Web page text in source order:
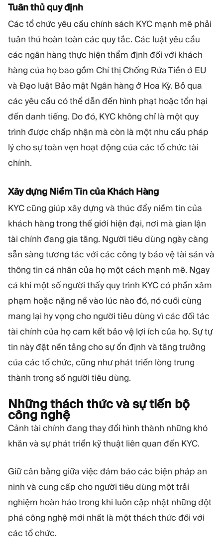
Tuân thủ quy định
Các tổ chức yêu cầu chính sách KYC mạnh mẽ phải
tuân thủ hoàn toàn các quy tắc. Các luật yêu cầu
các ngân hàng thực hiện thẩm định đối với khách
hàng của họ bao gồm Chỉ thị Chống Rửa Tiền ở EU
và Đạo luật Bảo mật Ngân hàng ở Hoa Kỳ. Bỏ qua
các yêu cầu có thể dẫn đến hình phạt hoặc tổn hại
đến danh tiếng. Do đó, KYC không chỉ là một quy
trình được chấp nhận mà còn là một nhu cầu pháp
lý cho sự toàn vẹn hoạt động của các tổ chức tài
chính.
Xây dựng Niềm Tin của Khách Hàng
KYC cũng giúp xây dựng và thúc đẩy niềm tin của
khách hàng trong thế giới hiện đại, nơi mà gian lận
tài chính đang gia tăng. Người tiêu dùng ngày càng
sẵn sàng tương tác với các công ty bảo vệ tài sản và
thông tin cá nhân của họ một cách mạnh mẽ. Ngay
cả khi một số người thấy quy trình KYC có phần xâm
phạm hoặc nặng nề vào lúc nào đó, nó cuối cùng
mang lại hy vọng cho người tiêu dùng vì các đối tác
tài chính của họ cam kết bảo vệ lợi ích của họ. Sự tự
tin này đặt nền tảng cho sự ổn định và tăng trưởng
của các tổ chức, cũng như phát triển lòng trung
thành trong số người tiêu dùng.
Những thách thức và sự tiến bộ
công nghệ
Cảnh tài chính đang thay đổi hình thành những khó
khăn và sự phát triển kỹ thuật liên quan đến KYC.
Giữ cân bằng giữa việc đảm bảo các biện pháp an
ninh và cung cấp cho người tiêu dùng một trải
nghiệm hoàn hảo trong khi luôn cập nhật những đột
phá công nghệ mới nhất là một thách thức đối với
các tổ chức.